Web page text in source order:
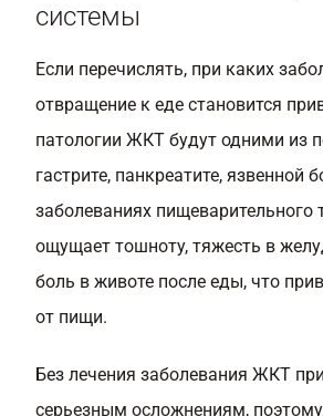
системы
Если перечислять, при каких
отвращение к еде становится
патологии ЖКТ будут одними из
гастрите, панкреатите, язвенной
заболеваниях пищеварительного
ощущает тошноту, тяжесть в
боль в животе после еды, что
от пищи.
Без лечения заболевания ЖКТ
серьезным осложнениям,